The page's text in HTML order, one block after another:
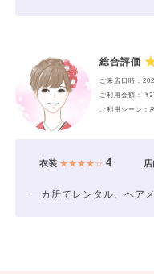
総合評価
ご来店日時：
ご利用金額：
ご利用シーン：
衣装★★★★☆ 4
一カ所でレンタル、ヘア